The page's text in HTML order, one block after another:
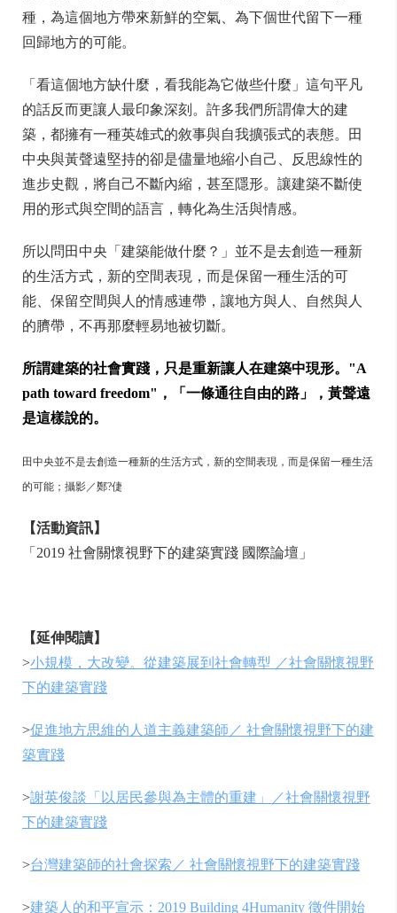
種，為這個地方帶來新鮮的空氣、為下個世代留下一種
回歸地方的可能。
「看這個地方缺什麼，看我能為它做些什麼」這句平凡
的話反而更讓人最印象深刻。許多我們所謂偉大的建
築，都擁有一種英雄式的敘事與自我擴張式的表態。田
中央與黃聲遠堅持的卻是儘量地縮小自己、反思線性的
進步史觀，將自己不斷內縮，甚至隱形。讓建築不斷使
用的形式與空間的語言，轉化為生活與情感。
所以問田中央「建築能做什麼？」並不是去創造一種新
的生活方式，新的空間表現，而是保留一種生活的可
能、保留空間與人的情感連帶，讓地方與人、自然與人
的臍帶，不再那麼輕易地被切斷。
所謂建築的社會實踐，只是重新讓人在建築中現形。"A
path toward freedom"，「一條通往自由的路」，黃聲遠
是這樣說的。
田中央並不是去創造一種新的生活方式，新的空間表現，而是保留一種生活
的可能；攝影／鄭?倢
【活動資訊】
「2019 社會關懷視野下的建築實踐 國際論壇」
【延伸閱讀】
>小規模，大改變。從建築展到社會轉型 ／社會關懷視野
下的建築實踐
>促進地方思維的人道主義建築師／ 社會關懷視野下的建
築實踐
>謝英俊談「以居民參與為主體的重建」／社會關懷視野
下的建築實踐
>台灣建築師的社會探索 ／ 社會關懷視野下的建築實踐
>建築人的和平宣示：2019 Building 4Humanity 徵件開始